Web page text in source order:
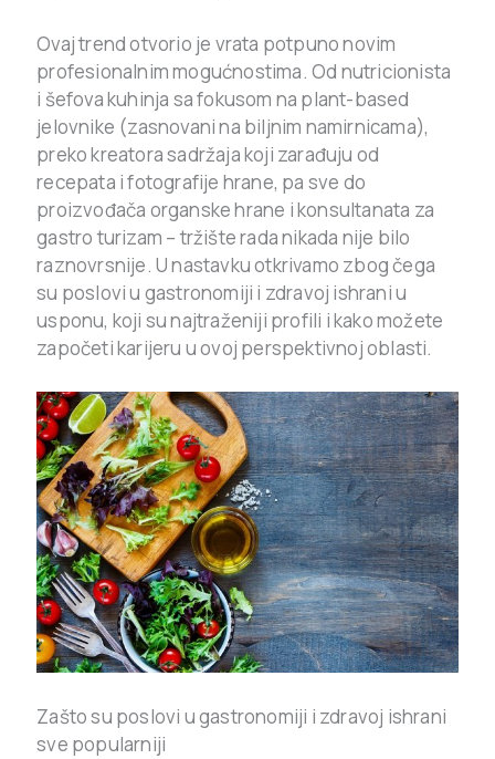
Ovaj trend otvorio je vrata potpuno novim
profesionalnim mogućnostima. Od nutricionista
i šefova kuhinja sa fokusom na plant-based
jelovnike (zasnovani na biljnim namirnicama),
preko kreatora sadržaja koji zarađuju od
recepata i fotografije hrane, pa sve do
proizvođača organske hrane i konsultanata za
gastro turizam – tržište rada nikada nije bilo
raznovrsnije. U nastavku otkrivamo zbog čega
su poslovi u gastronomiji i zdravoj ishrani u
usponu, koji su najtraženiji profili i kako možete
započeti karijeru u ovoj perspektivnoj oblasti.
Zašto su poslovi u gastronomiji i zdravoj ishrani
sve popularniji